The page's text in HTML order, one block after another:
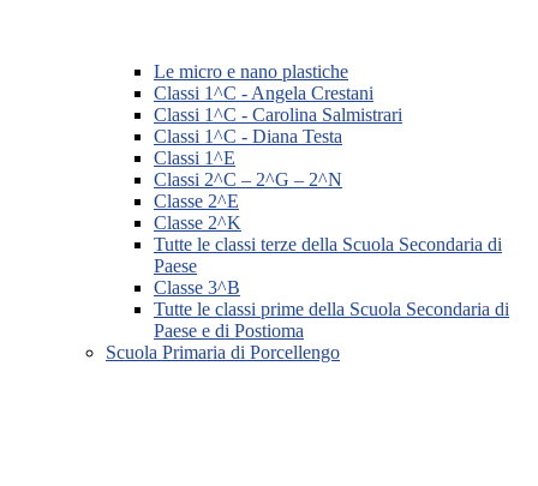
Le micro e nano plastiche
Classi 1^C - Angela Crestani
Classi 1^C - Carolina Salmistrari
Classi 1^C - Diana Testa
Classi 1^E
Classi 2^C – 2^G – 2^N
Classe 2^E
Classe 2^K
Tutte le classi terze della Scuola Secondaria di
Paese
Classe 3^B
Tutte le classi prime della Scuola Secondaria di
Paese e di Postioma
Scuola Primaria di Porcellengo